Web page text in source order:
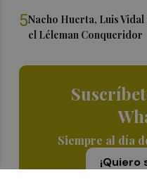
5Nacho Huerta, Luis
el Léleman Conqueridor
Siempre al día